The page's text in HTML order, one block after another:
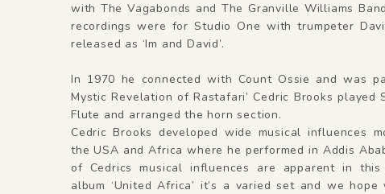
with The Vagabonds and The Granville Williams
recordings were for Studio One with trumpeter
released as ‘Im and David’.
In 1970 he connected with Count Ossie and was
Mystic Revelation of Rastafari’ Cedric Brooks played
Flute and arranged the horn section.
Cedric Brooks developed wide musical influences
the USA and Africa where he performed in Addis
of Cedrics musical influences are apparent in this
album ‘United Africa’ it’s a varied set and we